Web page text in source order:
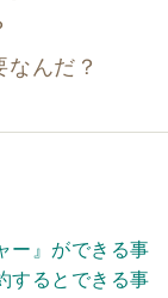
んだ？
ー』ができる事
するとできる事